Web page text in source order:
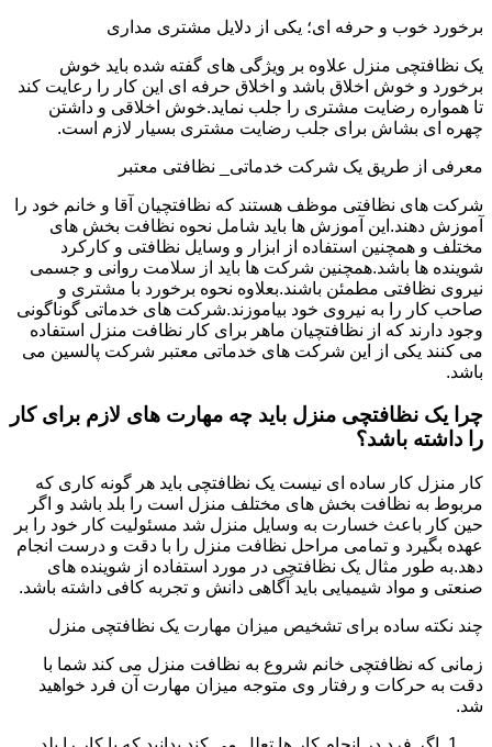
برخورد خوب و حرفه ای؛ یکی از دلایل مشتری مداری
یک نظافتچی منزل علاوه بر ویژگی های گفته شده باید خوش
برخورد و خوش اخلاق باشد و اخلاق حرفه ای این کار را رعایت کند
تا همواره رضایت مشتری را جلب نماید.خوش اخلاقی و داشتن
چهره ای بشاش برای جلب رضایت مشتری بسیار لازم است.
معرفی از طریق یک شرکت خدماتی_ نظافتی معتبر
شرکت های نظافتی موظف هستند که نظافتچیان آقا و خانم خود را
آموزش دهند.این آموزش ها باید شامل نحوه نظافت بخش های
مختلف و همچنین استفاده از ابزار و وسایل نظافتی و کارکرد
شوینده ها باشد.همچنین شرکت ها باید از سلامت روانی و جسمی
نیروی نظافتی مطمئن باشند.بعلاوه نحوه برخورد با مشتری و
صاحب کار را به نیروی خود بیاموزند.شرکت های خدماتی گوناگونی
وجود دارند که از نظافتچیان ماهر برای کار نظافت منزل استفاده
می کنند یکی از این شرکت های خدماتی معتبر شرکت پالسین می
باشد.
چرا یک نظافتچی منزل باید چه مهارت های لازم برای کار
را داشته باشد؟
کار منزل کار ساده ای نیست یک نظافتچی باید هر گونه کاری که
مربوط به نظافت بخش های مختلف منزل است را بلد باشد و اگر
حین کار باعث خسارت به وسایل منزل شد مسئولیت کار خود را بر
عهده بگیرد و تمامی مراحل نظافت منزل را با دقت و درست انجام
دهد.به طور مثال یک نظافتچی در مورد استفاده از شوینده های
صنعتی و مواد شیمیایی باید آگاهی دانش و تجربه کافی داشته باشد.
چند نکته ساده برای تشخیص میزان مهارت یک نظافتچی منزل
زمانی که نظافتچی خانم شروع به نظافت منزل می کند شما با
دقت به حرکات و رفتار وی متوجه میزان مهارت آن فرد خواهید
شد.